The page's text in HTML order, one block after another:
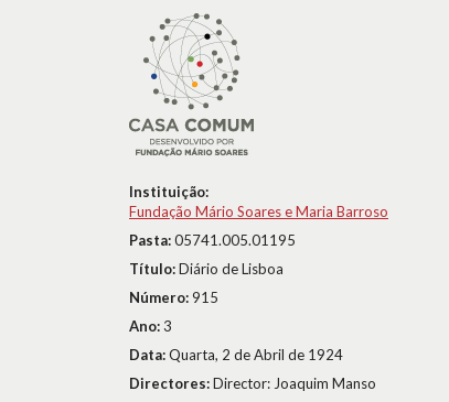
Instituição:
Fundação Mário Soares e Maria Barroso
Pasta:05741.005.01195
Título:Diário de Lisboa
Número:915
Ano:3
Data:Quarta, 2 de Abril de 1924
Directores:Director: Joaquim Manso